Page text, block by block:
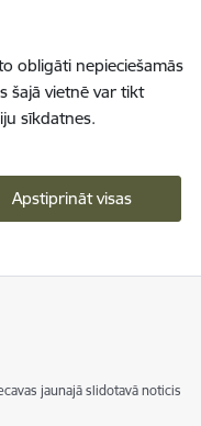
obligāti nepieciešamās
šajā vietnē var tikt
sīkdatnes.
Apstiprināt visas
jaunajā slidotavā noticis